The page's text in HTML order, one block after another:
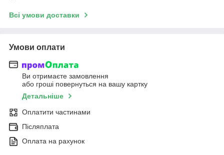
Всі умови доставки
Умови оплати
Ви отримаєте замовлення
або гроші повернуться на вашу картку
Детальніше
Оплатити частинами
Післяплата
Оплата на рахунок